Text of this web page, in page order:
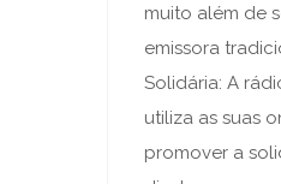
muito além de
emissora
Solidária: A
utiliza as suas
promover a